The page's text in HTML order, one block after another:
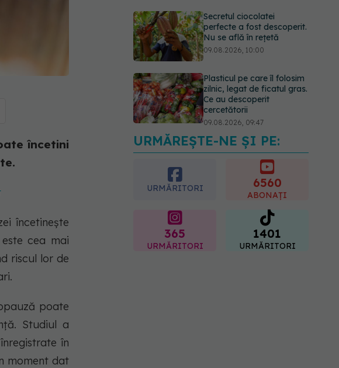
încetini
încetinește
cea mai
riscul lor de
poate
Studiul a
în
moment dat
Secretul ciocolatei
perfecte a fost descoperit.
Nu se află în rețetă
09.08.2026, 10:00
Plasticul pe care îl folosim
zilnic, legat de ficatul gras.
Ce au descoperit
cercetătorii
09.08.2026, 09:47
Mai trebuie să numărăm
caloriile ca să slăbim? Ce
se schimbă în era
medicamentelor GLP-1
09.08.2026, 12:00
URMĂREȘTE-NE ȘI PE:
URMĂRITORI 6560
ABONAȚI
365
URMĂRITORI
1401
URMĂRITORI